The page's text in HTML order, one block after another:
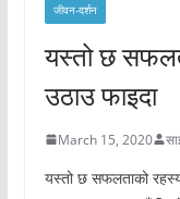
जीवन-दर्शन
यस्तो छ
उठाउ फाइदा
March 15, 2020
यस्तो छ सफलताको